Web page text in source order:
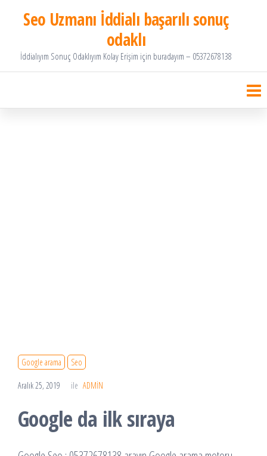
İçeriğeSeo Uzmanı İddialı başarılı sonuç
odaklı
İddialıyım Sonuç Odaklıyım Kolay Erişim için buradayım – 05372678138
Google arama Seo
Aralık 25, 2019 ile ADMIN
Google da ilk sıraya